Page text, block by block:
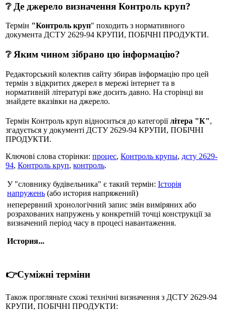
❔ Де джерело визначення Контроль круп?
Термін "Контроль круп" походить з нормативного
документа ДСТУ 2629-94 КРУПИ, ПОБІЧНІ ПРОДУКТИ.
❔ Яким чином зібрано цю інформацію?
Редакторський колектив сайту збирав інформацію про цей
термін з відкритих джерел в мережі інтернет та в
нормативній літературі вже досить давно. На сторінці ви
знайдете вказівки на джерело.
Термін Контроль круп відноситься до категоріїлітера "К",
згадується у документі ДСТУ 2629-94 КРУПИ, ПОБІЧНІ
ПРОДУКТИ.
Ключові слова сторінки: процес, Контроль крупы, дсту 2629-
94, Контроль круп, контроль.
У "словнику будівельника" є такий термін: Історія
напружень (або история напряжений)
неперервний хронологічний запис змін виміряних або
розрахованих напружень у конкретній точці конструкції за
визначений період часу в процесі навантаження.
История...
👉Суміжні терміни
Також прогляньте схожі технічні визначення з ДСТУ 2629-94
КРУПИ, ПОБІЧНІ ПРОДУКТИ: